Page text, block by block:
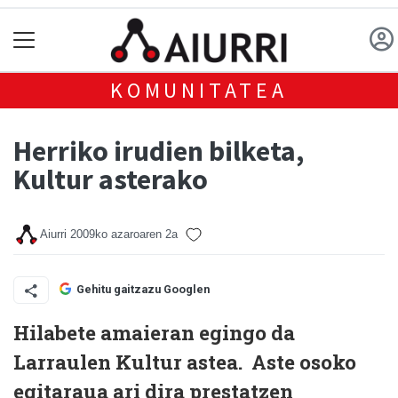
KOMUNITATEA
Herriko irudien bilketa,
Kultur asterako
Aiurri 2009ko azaroaren 2a
Gehitu gaitzazu Googlen
Hilabete amaieran egingo da
Larraulen Kultur astea. Aste osoko
egitaraua ari dira prestatzen